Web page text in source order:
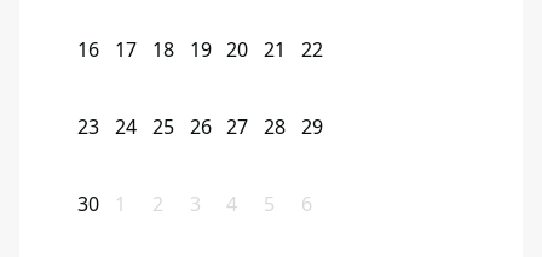
16 17 18 19 20 21 22
23 24 25 26 27 28 29
30 1 2 3 4 5 6